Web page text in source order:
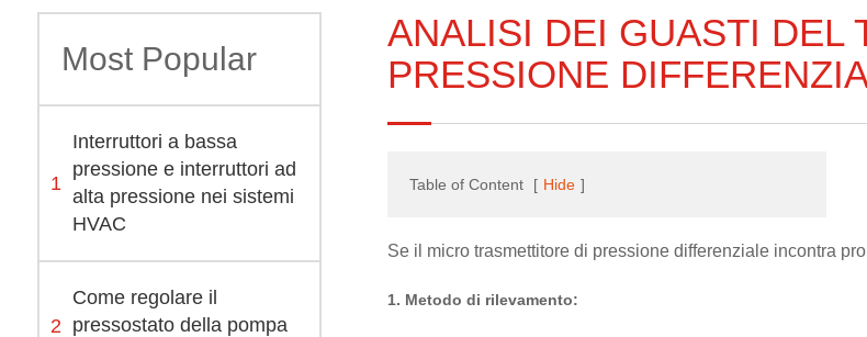
Most Popular
1
Interruttori a bassa
pressione e interruttori ad
alta pressione nei sistemi
HVAC
2
Come regolare il
pressostato della pompa
ANALISI DEI GUASTI DEL
PRESSIONE
Table of Content [ Hide ]
Se il micro trasmettitore di pressione differenziale incontra
1. Metodo di rilevamento: